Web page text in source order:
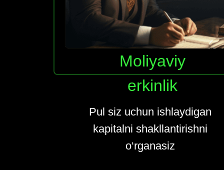
Moliyaviy
erkinlik
Pul siz uchun ishlaydigan
kapitalni shakllantirishni
o‘rganasiz